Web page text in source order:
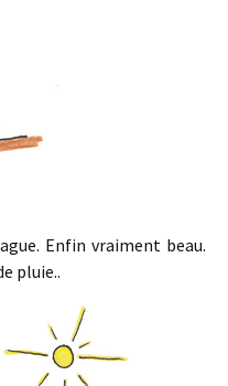
Enfin vraiment beau.
pluie..